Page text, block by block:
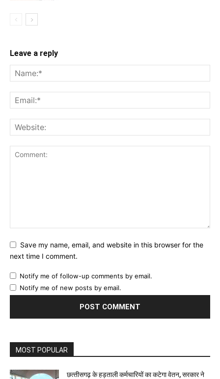
Leave a reply
Save my name, email, and website in this browser for the
next time I comment.
Notify me of follow-up comments by email.
Notify me of new posts by email.
MOST POPULAR
छत्‍तीसगढ़ के हड़ताली कर्मचारियों का कटेगा वेतन, सरकार ने